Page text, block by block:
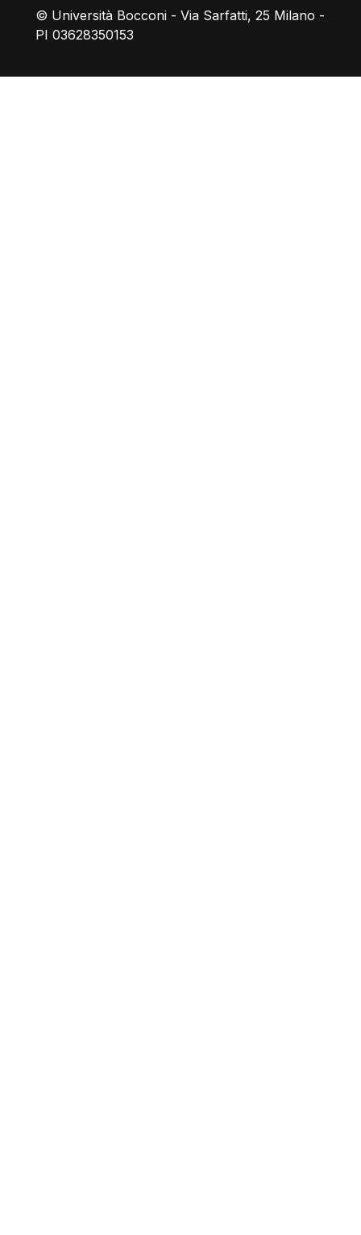
© Università Bocconi - Via Sarfatti, 25 Milano -
PI 03628350153